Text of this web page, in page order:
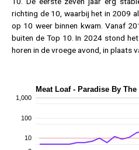
richting de 10, waarbij het in 2009
op 10 weer binnen kwam. Vanaf
buiten de Top 10. In 2024 stond
horen in de vroege avond, in plaats
Meat Loaf - Paradise By
10
100
1,000